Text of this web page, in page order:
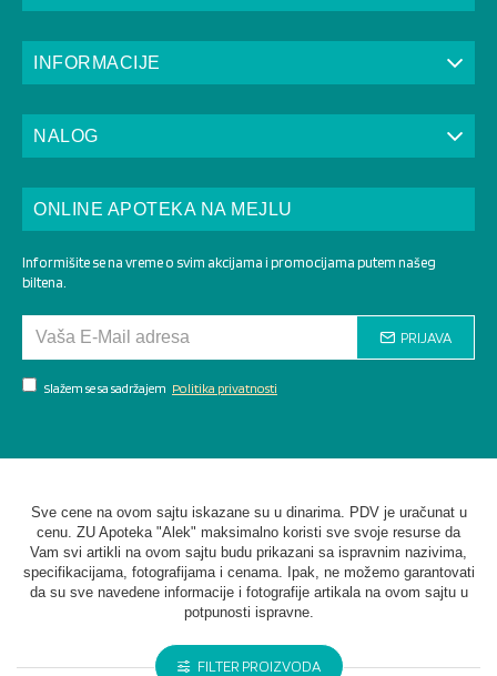
INFORMACIJE
NALOG
ONLINE APOTEKA NA MEJLU
Informišite se na vreme o svim akcijama i promocijama putem našeg
biltena.
PRIJAVA
Slažem se sa sadržajem Politika privatnosti
Sve cene na ovom sajtu iskazane su u dinarima. PDV je uračunat u
cenu. ZU Apoteka "Alek" maksimalno koristi sve svoje resurse da
Vam svi artikli na ovom sajtu budu prikazani sa ispravnim nazivima,
specifikacijama, fotografijama i cenama. Ipak, ne možemo garantovati
da su sve navedene informacije i fotografije artikala na ovom sajtu u
potpunosti ispravne.
FILTER PROIZVODA